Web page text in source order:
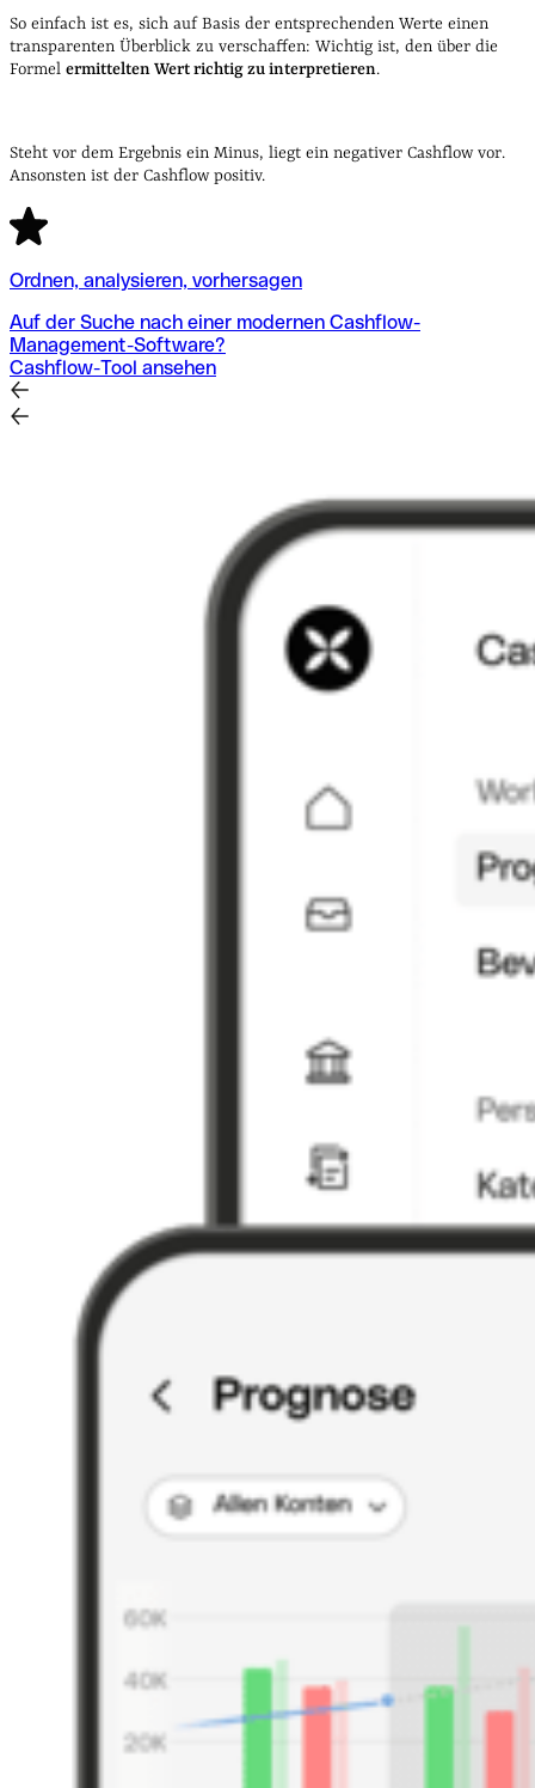
So einfach ist es, sich auf Basis der entsprechenden Werte einen
transparenten Überblick zu verschaffen: Wichtig ist, den über die
Formel ermittelten Wert richtig zu interpretieren.
Steht vor dem Ergebnis ein Minus, liegt ein negativer Cashflow vor.
Ansonsten ist der Cashflow positiv.
Ordnen, analysieren, vorhersagen
Auf der Suche nach einer modernen Cashflow-
Management-Software?
Cashflow-Tool ansehen